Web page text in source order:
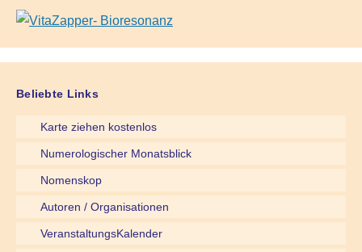
Beliebte Links
Karte ziehen kostenlos
Numerologischer Monatsblick
Nomenskop
Autoren / Organisationen
VeranstaltungsKalender